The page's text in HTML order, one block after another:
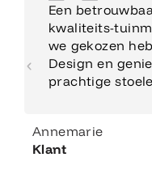
Een
kwaliteits-
we gekozen
Design en
prachtige
Annemarie
Klant